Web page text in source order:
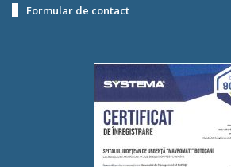
Formular de contact